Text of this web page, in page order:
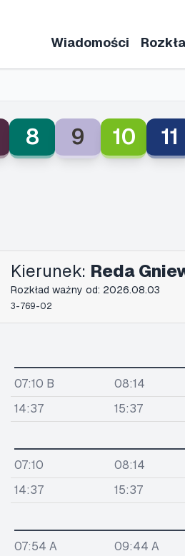
Wiadomości
8 9 10 11
Kierunek: Reda
Rozkład ważny od: 2026.08.03
3-769-02
07:10 B 08:14
14:37
15:37
07:10 08:14
14:37
15:37
07:54 A 09:44 A